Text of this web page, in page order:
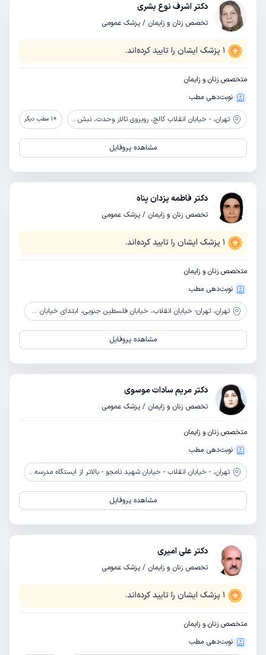
دکتر اشرف نوع بشری
تخصص زنان و زایمان / پزشک عمومی
1 پزشک ایشان را تایید کرده‌اند.
متخصص زنان و زایمان
نوبت‌دهی مطب
تهران، - خیابان انقلاب کالج، روبروی تالار وحدت، نبش خیابان خارک، پلاک 20 +
1 مطب دیگر
مشاهده پروفایل
دکتر فاطمه یزدان پناه
تخصص زنان و زایمان / پزشک عمومی
1 پزشک ایشان را تایید کرده‌اند.
متخصص زنان و زایمان
نوبت‌دهی مطب
تهران،تهران- خیابان انقلاب، خیابان فلسطین جنوبی، ابتدای خیابان شهید وحید نظری (سزاوار)
مشاهده پروفایل
دکتر مریم سادات موسوی
تخصص زنان و زایمان / پزشک عمومی
متخصص زنان و زایمان
نوبت‌دهی مطب
تهران، - خیابان انقلاب - خیابان شهید نامجو - بالاتر از ایستگاه مدرسه - ساختمان پزشکان امداد
مشاهده پروفایل
دکتر علی امیری
تخصص زنان و زایمان / پزشک عمومی
1 پزشک ایشان را تایید کرده‌اند.
متخصص زنان و زایمان
نوبت‌دهی مطب